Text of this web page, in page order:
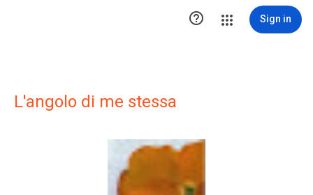
 Sign in
L'angolo di me stessa